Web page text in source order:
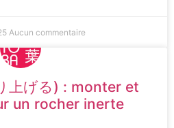
Aucun commentaire
上げる) : monter et
un rocher inerte